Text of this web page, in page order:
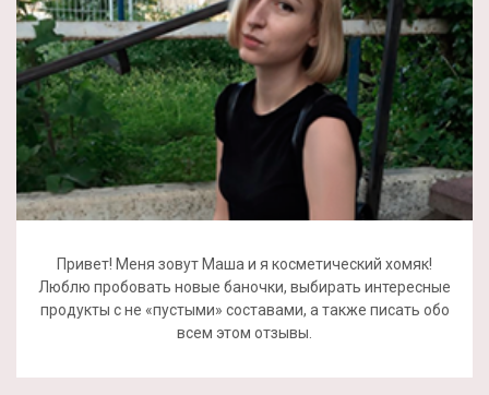
Привет! Меня зовут Маша и я косметический хомяк!
Люблю пробовать новые баночки, выбирать интересные
продукты с не «пустыми» составами, а также писать обо
всем этом отзывы.